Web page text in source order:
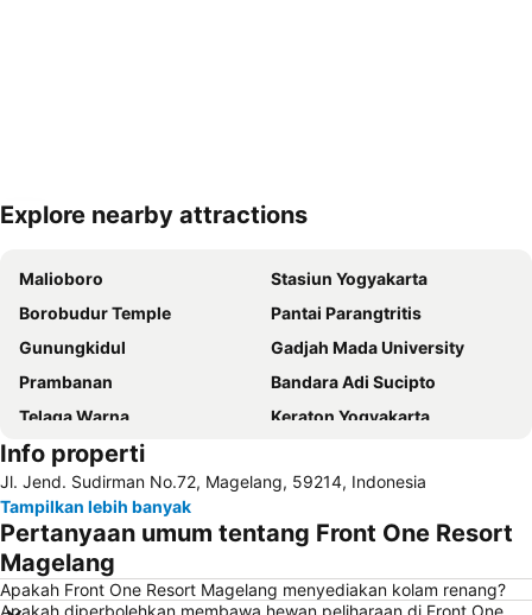
Explore nearby attractions
Malioboro
Stasiun Yogyakarta
Borobudur Temple
Pantai Parangtritis
Gunungkidul
Gadjah Mada University
Prambanan
Bandara Adi Sucipto
Telaga Warna
Keraton Yogyakarta
Waduk Wadaslintang
Gunung Tidar
Stasiun Ambarawa
Info properti
Jl. Jend. Sudirman No.72, Magelang, 59214, Indonesia
Tampilkan lebih banyak
Pertanyaan umum tentang Front One Resort
Magelang
Apakah Front One Resort Magelang menyediakan kolam renang?
Apakah diperbolehkan membawa hewan peliharaan di Front One